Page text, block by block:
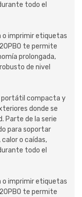
todo el
o imprimir etiquetas
te permite
prolongada,
de nivel
portátil compacta y
donde se
Parte de la serie
para soportar
o caídas,
todo el
o imprimir etiquetas
te permite